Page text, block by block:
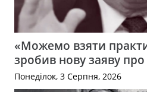
«Можемо взяти
зробив нову заяву про
Понеділок, 3 Серпня, 2026